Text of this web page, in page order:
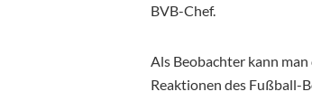
BVB-Chef.
Als Beobachter kann
Reaktionen des Fußball-